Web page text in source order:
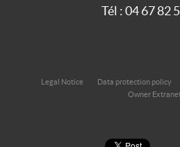
Tél : 04 67 82
Legal Notice Data protection policy
Owner